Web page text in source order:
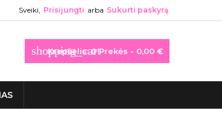
Sveiki, Prisijungti arba Sukurti paskyrą
shopping_cart
Krepšelis: 0Prekės - 0,00 €